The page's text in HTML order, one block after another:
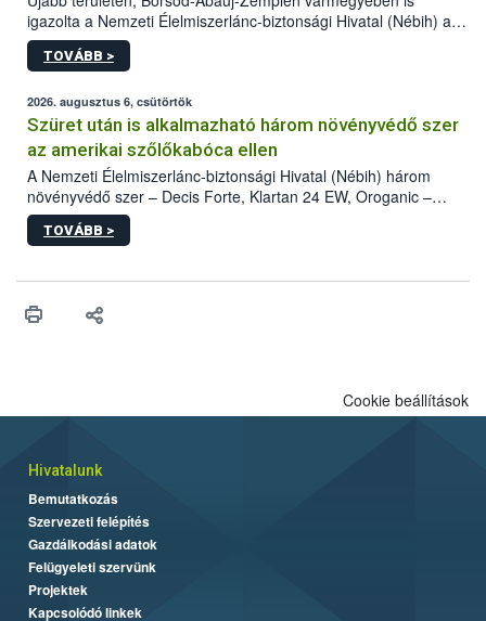
igazolta a Nemzeti Élelmiszerlánc-biztonsági Hivatal (Nébih) a
kőrisrontó karcsúdíszbogár (Agrilus planipennis) jelenlétét. A
kártevőt nem csak színcsapdában találták meg, de már fertőzött
az intenzív felderítést, emellett az intézkedéseket a szlovák
hatósággal is összehangolják a terjedés megállítása érdekében.
TOVÁBB >
2026. augusztus 6, csütörtök
Szüret után is alkalmazható három növényvédő szer
az amerikai szőlőkabóca ellen
A Nemzeti Élelmiszerlánc-biztonsági Hivatal (Nébih) három
növényvédő szer – Decis Forte, Klartan 24 EW, Oroganic –
engedélyokiratát módosította, így azok a szüretet követően,
egészen a vesszőérettség (BBCH 91) stádiumáig
érésű szőlőkben is legyen lehetőség a károsító elleni további
felhasználók számára is elérhető és ökológiai termesztésben is
TOVÁBB >
Cookie beállítások
Hivatalunk
Bemutatkozás
Szervezeti felépítés
Gazdálkodási adatok
Felügyeleti szervünk
Projektek
Kapcsolódó linkek